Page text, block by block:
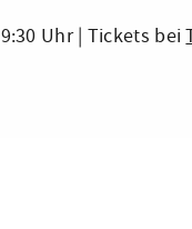
Uhr | Tickets bei